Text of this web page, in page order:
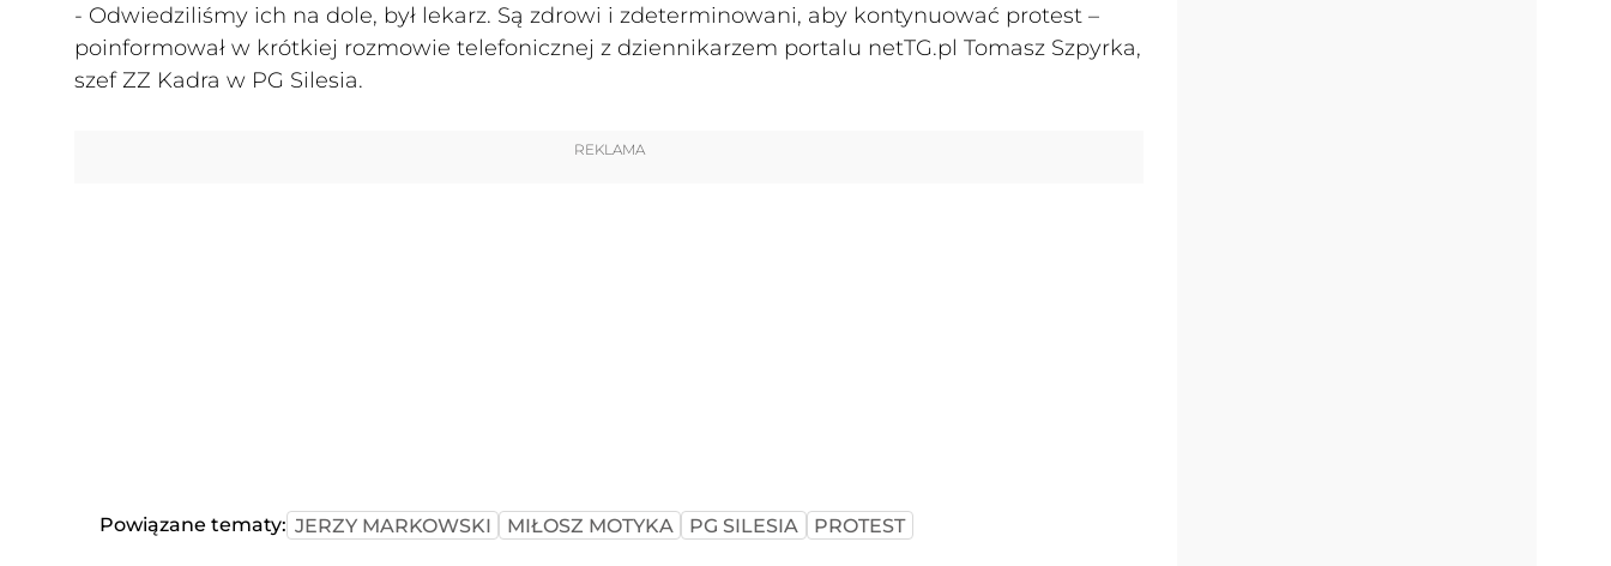
- Odwiedziliśmy ich na dole, był lekarz. Są zdrowi i zdeterminowani, aby kontynuować protest –
poinformował w krótkiej rozmowie telefonicznej z dziennikarzem portalu netTG.pl Tomasz Szpyrka,
szef ZZ Kadra w PG Silesia.
REKLAMA
Powiązane tematy: JERZY MARKOWSKI MIŁOSZ MOTYKA PG SILESIA PROTEST